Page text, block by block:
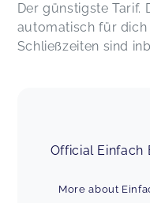
Der günstigste Tarif.
automatisch für
Schließzeiten sind
Official Einfach
More about